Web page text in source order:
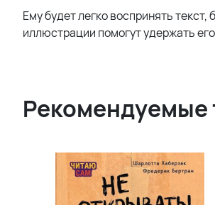
Ему будет легко воспринять
иллюстрации помогут удержать
Рекомендуемые